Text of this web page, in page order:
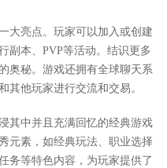
大亮点。玩家可以加入或创建
副本、PVP等活动。结识更多
奥秘。游戏还拥有全球聊天系
其他玩家进行交流和交易。
其中并且充满回忆的经典游戏
元素，如经典玩法、职业选择
务等特色内容，为玩家提供了